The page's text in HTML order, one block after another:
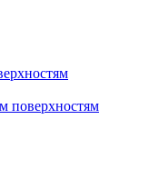
поверхностям